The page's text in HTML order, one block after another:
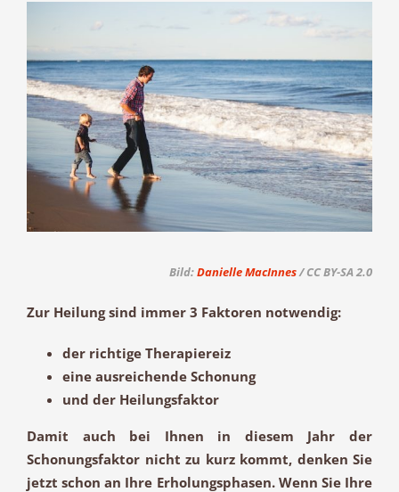
Bild
Bild:Danielle MacInnes/ CC BY-SA 2.0
Zur Heilung sind immer 3 Faktoren notwendig:
der richtige Therapiereiz
eine ausreichende Schonung
und der Heilungsfaktor
Damit auch bei Ihnen in diesem Jahr der
Schonungsfaktor nicht zu kurz kommt, denken Sie
jetzt schon an Ihre Erholungsphasen. Wenn Sie Ihre